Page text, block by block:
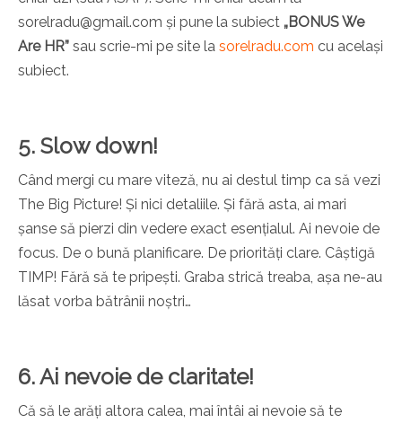
sorelradu@gmail.com și pune la subiect „BONUS We
Are HR” sau scrie-mi pe site la sorelradu.com cu același
subiect.
5. Slow down!
Când mergi cu mare viteză, nu ai destul timp ca să vezi
The Big Picture! Și nici detaliile. Și fără asta, ai mari
șanse să pierzi din vedere exact esențialul. Ai nevoie de
focus. De o bună planificare. De priorități clare. Câștigă
TIMP! Fără să te pripești. Graba strică treaba, așa ne-au
lăsat vorba bătrânii noștri…
6. Ai nevoie de claritate!
Că să le arăți altora calea, mai întâi ai nevoie să te